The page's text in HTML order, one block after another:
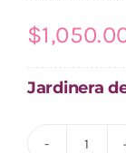
$
Jardinera